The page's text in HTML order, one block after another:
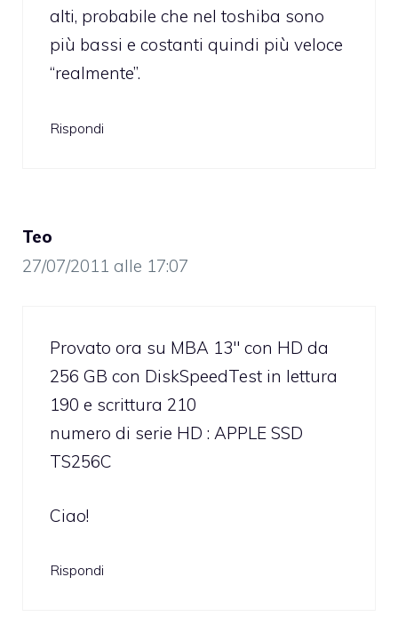
alti, probabile che nel toshiba sono
più bassi e costanti quindi più veloce
“realmente”.
Rispondi
Teo
27/07/2011 alle 17:07
Provato ora su MBA 13″ con HD da
256 GB con DiskSpeedTest in lettura
190 e scrittura 210
numero di serie HD : APPLE SSD
TS256C
Ciao!
Rispondi